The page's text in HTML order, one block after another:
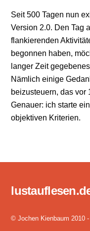
Seit 500 Tagen nun
Version 2.0. Den Tag
flankierenden
begonnen haben,
langer Zeit
Nämlich einige
beizusteuern, das vor
Genauer: ich starte
objektiven Kriterien.
© Jochen Kienbaum 2010 -